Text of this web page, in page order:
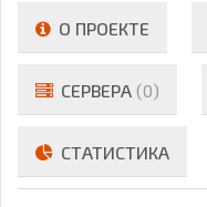
О ПРОЕКТЕ
СЕРВЕРА (0)
СТАТИСТИКА